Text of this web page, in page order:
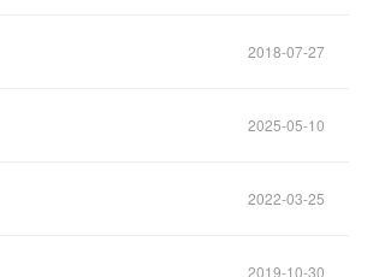
2018-07-27
2025-05-10
2022-03-25
2019-10-30